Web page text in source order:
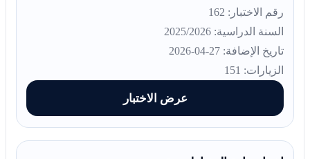
رقم الاختبار: 162
السنة الدراسية: 2025/2026
تاريخ الإضافة: 27-04-2026
الزيارات: 151
عرض الاختبار